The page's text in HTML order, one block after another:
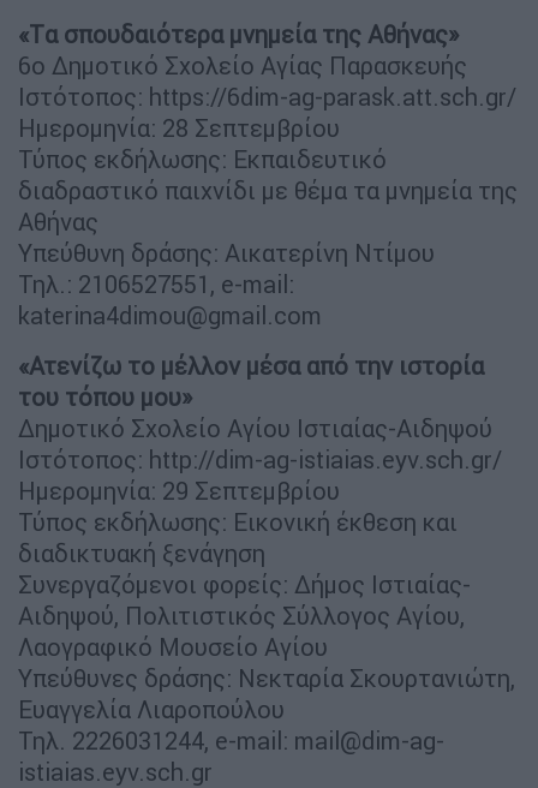
«Tα σπουδαιότερα μνημεία της Αθήνας»
6ο Δημοτικό Σχολείο Αγίας Παρασκευής
Ιστότοπος: https://6dim-ag-parask.att.sch.gr/
Ημερομηνία: 28 Σεπτεμβρίου
Τύπος εκδήλωσης: Εκπαιδευτικό
διαδραστικό παιχνίδι με θέμα τα μνημεία της
Αθήνας
Υπεύθυνη δράσης: Αικατερίνη Ντίμου
Τηλ.: 2106527551, e-mail:
katerina4dimou@gmail.com
«Ατενίζω το μέλλον μέσα από την ιστορία
του τόπου μου»
Δημοτικό Σχολείο Αγίου Ιστιαίας-Αιδηψού
Ιστότοπος: http://dim-ag-istiaias.eyv.sch.gr/
Ημερομηνία: 29 Σεπτεμβρίου
Τύπος εκδήλωσης: Εικονική έκθεση και
διαδικτυακή ξενάγηση
Συνεργαζόμενοι φορείς: Δήμος Ιστιαίας-
Αιδηψού, Πολιτιστικός Σύλλογος Αγίου,
Λαογραφικό Μουσείο Αγίου
Υπεύθυνες δράσης: Νεκταρία Σκουρτανιώτη,
Ευαγγελία Λιαροπούλου
Τηλ. 2226031244, e-mail: mail@dim-ag-
istiaias.eyv.sch.gr